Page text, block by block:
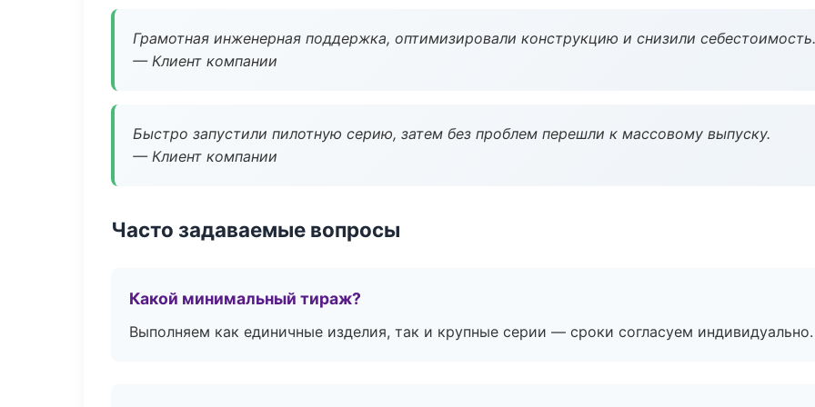
Грамотная инженерная поддержка, оптимизировали конструкцию и снизили себестоимость.
— Клиент компании
Быстро запустили пилотную серию, затем без проблем перешли к массовому выпуску.
— Клиент компании
Часто задаваемые вопросы
Какой минимальный тираж?
Выполняем как единичные изделия, так и крупные серии — сроки согласуем индивидуально.